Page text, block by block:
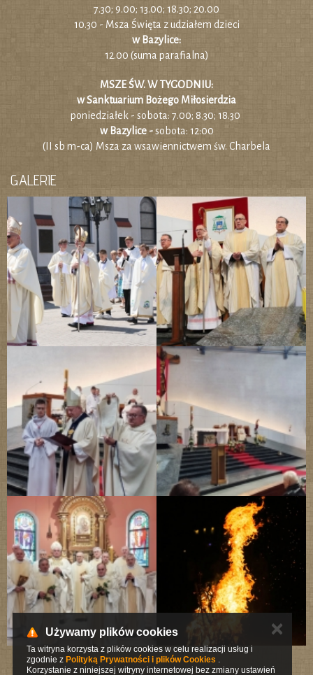
7.30; 9.00; 13.00; 18.30; 20.00
10.30 - Msza Święta z udziałem dzieci
w Bazylice:
12.00 (suma parafialna)
MSZE ŚW. W TYGODNIU:
w Sanktuarium Bożego Miłosierdzia
poniedziałek - sobota: 7.00; 8.30; 18.30
w Bazylice -sobota: 12:00
(II sb m-ca) Msza za wsawiennictwem św. Charbela
GALERIE
Używamy plików cookies
Ta witryna korzysta z plików cookies w celu realizacji usług i
zgodnie z Polityką Prywatności i plików Cookies .
Korzystanie z niniejszej witryny internetowej bez zmiany ustawień
✕